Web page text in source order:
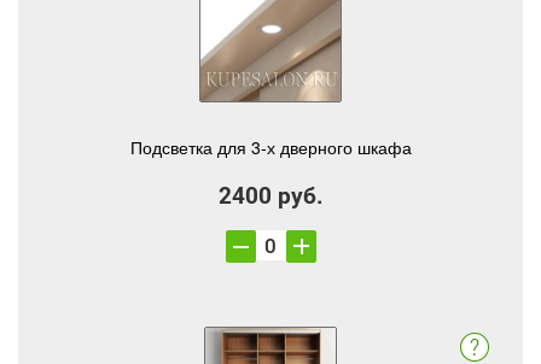
Подсветка для 3-х дверного шкафа
2400 руб.